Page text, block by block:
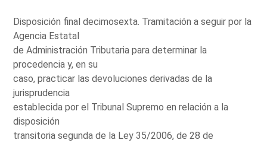
Disposición final decimosexta. Tramitación a seguir por la
Agencia Estatal
de Administración Tributaria para determinar la
procedencia y, en su
caso, practicar las devoluciones derivadas de la
jurisprudencia
establecida por el Tribunal Supremo en relación a la
disposición
transitoria segunda de la Ley 35/2006, de 28 de